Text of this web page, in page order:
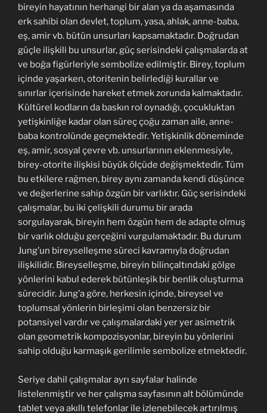
bireyin hayatının herhangi bir alan ya da aşamasında
erk sahibi olan devlet, toplum, yasa, ahlak, anne-baba,
eş, amir vb. bütün unsurları kapsamaktadır. Doğrudan
güçle ilişkili bu unsurlar, güç serisindeki çalışmalarda at
ve boğa figürleriyle sembolize edilmiştir. Birey, toplum
içinde yaşarken, otoritenin belirlediği kurallar ve
sınırlar içerisinde hareket etmek zorunda kalmaktadır.
Kültürel kodların da baskın rol oynadığı, çocukluktan
yetişkinliğe kadar olan süreç çoğu zaman aile, anne-
baba kontrolünde geçmektedir. Yetişkinlik döneminde
eş, amir, sosyal çevre vb. unsurlarının eklenmesiyle,
birey-otorite ilişkisi büyük ölçüde değişmektedir. Tüm
bu etkilere rağmen, birey aynı zamanda kendi düşünce
ve değerlerine sahip özgün bir varlıktır. Güç serisindeki
çalışmalar, bu iki çelişkili durumu bir arada
sorgulayarak, bireyin hem özgün hem de adapte olmuş
bir varlık olduğu gerçeğini vurgulamaktadır. Bu durum
Jung’un bireyselleşme süreci kavramıyla doğrudan
ilişkilidir. Bireyselleşme, bireyin bilinçaltındaki gölge
yönlerini kabul ederek bütünleşik bir benlik oluşturma
sürecidir. Jung’a göre, herkesin içinde, bireysel ve
toplumsal yönlerin birleşimi olan benzersiz bir
potansiyel vardır ve çalışmalardaki yer yer asimetrik
olan geometrik kompozisyonlar, bireyin bu yönlerini
sahip olduğu karmaşık gerilimle sembolize etmektedir.
Seriye dahil çalışmalar ayrı sayfalar halinde
listelenmiştir ve her çalışma sayfasının alt bölümünde
tablet veya akıllı telefonlar ile izlenebilecek artırılmış